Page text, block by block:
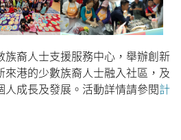
族裔人士支援服務中心，舉辦創新
來港的少數族裔人士融入社區，及
成長及發展。活動詳情請參閱計